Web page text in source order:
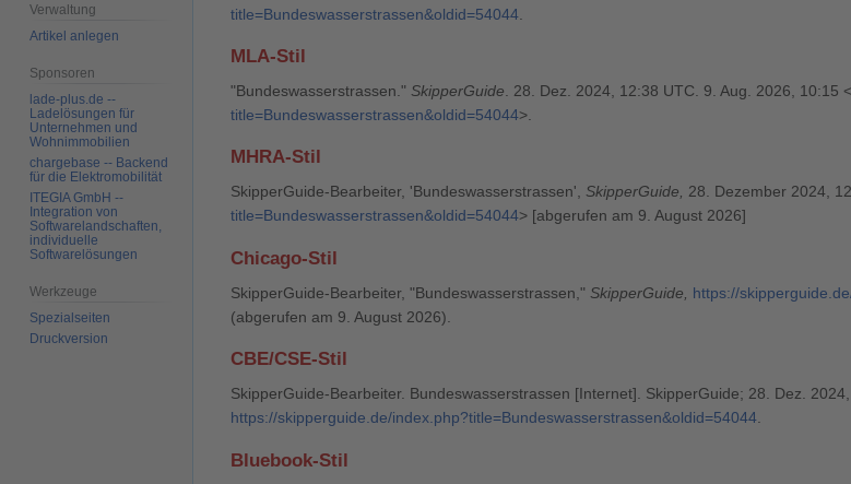
title=Bundeswasserstrassen&oldid=54044
MLA-Stil
"Bundeswasserstrassen." SkipperGuide . 28. Dez. 2024, 12:38 UTC. 9. Aug. 2026, 10:15 <
title=Bundeswasserstrassen&oldid=54044>.
MHRA-Stil
SkipperGuide-Bearbeiter, 'Bundeswasserstrassen', SkipperGuide, 28. Dezember 2024,
title=Bundeswasserstrassen&oldid=54044> [abgerufen am 9. August 2026]
Chicago-Stil
SkipperGuide-Bearbeiter, "Bundeswasserstrassen," SkipperGuide,
https://
(abgerufen am 9. August 2026).
CBE/CSE-Stil
SkipperGuide-Bearbeiter. Bundeswasserstrassen [Internet]. SkipperGuide; 28. Dez.
https://skipperguide.de/index.php?title=Bundeswasserstrassen&oldid=54044
Bluebook-Stil
Verwaltung
Artikel anlegen
Sponsoren
lade-plus.de --
Ladelösungen für
Unternehmen und
Wohnimmobilien
chargebase -- Backend
für die Elektromobilität
ITEGIA GmbH --
Integration von
Softwarelandschaften,
individuelle
Softwarelösungen
Werkzeuge
Spezialseiten
Druckversion